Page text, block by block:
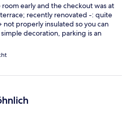
early and the checkout was at
recently renovated -: quite
not properly insulated so you can
decoration, parking is an